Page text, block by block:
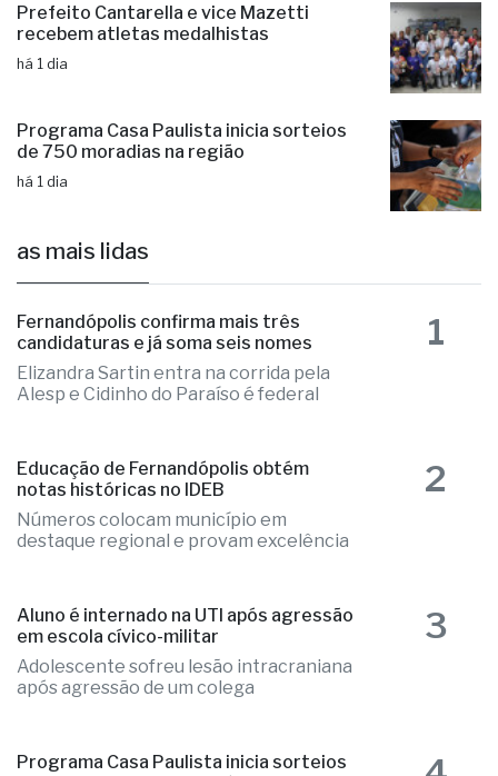
Prefeito Cantarella e vice Mazetti
recebem atletas medalhistas
há 1 dia
Programa Casa Paulista inicia sorteios
de 750 moradias na região
há 1 dia
as mais lidas
Fernandópolis confirma mais três
candidaturas e já soma seis nomes
Elizandra Sartin entra na corrida pela
Alesp e Cidinho do Paraíso é federal
1
Educação de Fernandópolis obtém
notas históricas no IDEB
Números colocam município em
destaque regional e provam excelência
2
Aluno é internado na UTI após agressão
em escola cívico-militar
Adolescente sofreu lesão intracraniana
após agressão de um colega
3
Programa Casa Paulista inicia sorteios